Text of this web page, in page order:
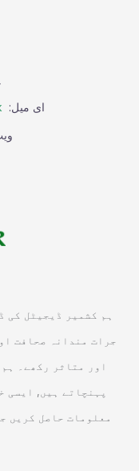
ای میل:
ہم کشمیر ڈیجیٹل
جرات مندانہ صحافت
اور متاثر رکھے۔
پہنچاتے ہیں, ایسی
معلومات حاصل کریں